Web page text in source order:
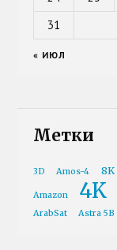
31
« ИЮЛ
Метки
3D Amos-4 8K
Amazon 4K
ArabSat
Astra 5B